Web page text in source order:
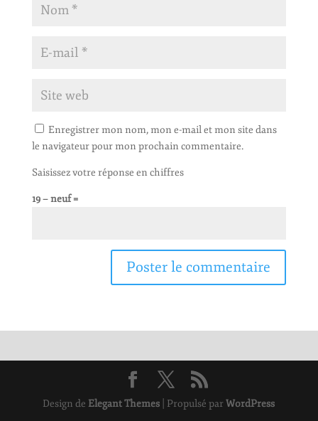
Enregistrer mon nom, mon e-mail et mon site dans
le navigateur pour mon prochain commentaire.
Saisissez votre réponse en chiffres
19 − neuf =
Design de Elegant Themes | Propulsé parWordPress